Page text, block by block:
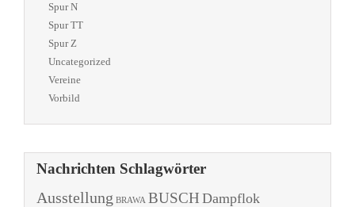
Spur N
Spur TT
Spur Z
Uncategorized
Vereine
Vorbild
Nachrichten Schlagwörter
Ausstellung BRAWA BUSCH Dampflok